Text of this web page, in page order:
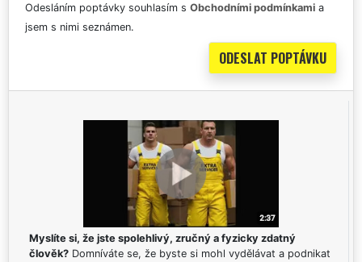
Odesláním poptávky souhlasím s Obchodními podmínkami a
jsem s nimi seznámen.
Myslíte si, že jste spolehlivý, zručný a fyzicky zdatný
člověk? Domníváte se, že byste si mohl vydělávat a podnikat